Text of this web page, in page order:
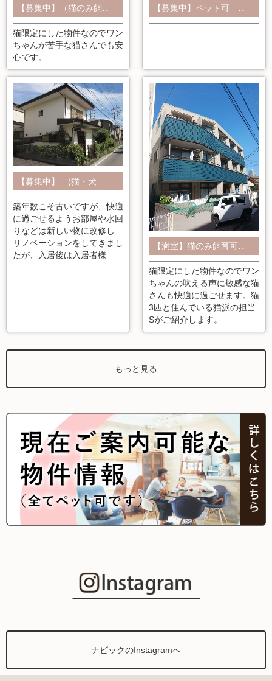
猫限定にした物件なのでワン
ちゃんが苦手な猫さんでも安
心です。
築年数こそ古いですが、快適
に過ごせるようお部屋や水回
りなどは新しい物に改修し
リノベーションをしてきまし
たが、入居後は入居者様
猫限定にした物件なのでワン
ちゃんの吠える声に敏感な猫
さんも快適に過ごせます。猫
3匹と住んでいる猫派の担当
Sがご紹介します。
もっと見る
ナビックのInstagramへ